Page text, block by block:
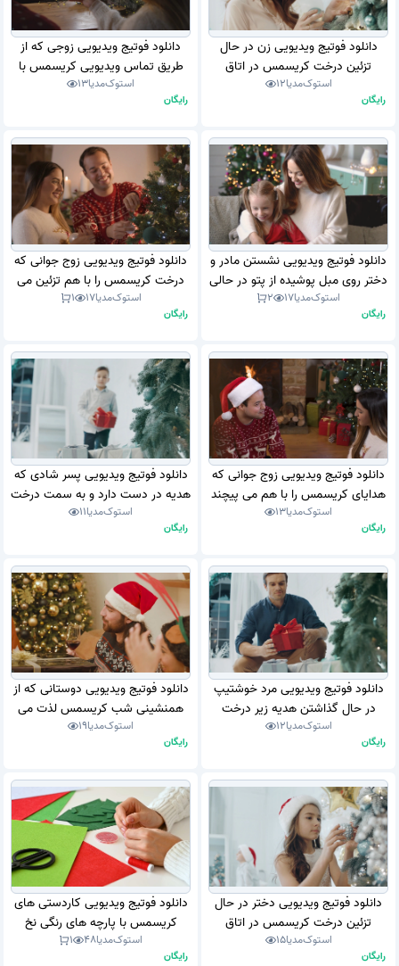
دانلود فوتیج ویدیویی زن در حال
تزئین درخت کریسمس در اتاق
نشیمن (استوک فوتیج)
استوک‌مدیا12
رایگان
دانلود فوتیج ویدیویی زوجی که از
طریق تماس ویدیویی کریسمس با
دوستان خود صحبت می کنند
استوک‌مدیا13
رایگان
دانلود فوتیج ویدیویی نشستن مادر و
دختر روی مبل پوشیده از پتو در حالی
که در اتاق نشیمن با تزئینات
کریسمس صحبت می کنند (استوک
استوک‌مدیا17
2
رایگان
دانلود فوتیج ویدیویی زوج جوانی که
درخت کریسمس را با هم تزئین می
کنند (استوک فوتیج)
استوک‌مدیا17
1
رایگان
دانلود فوتیج ویدیویی زوج جوانی که
هدایای کریسمس را با هم می پیچند
(استوک فوتیج)
استوک‌مدیا13
رایگان
دانلود فوتیج ویدیویی پسر شادی که
هدیه در دست دارد و به سمت درخت
کریسمس می دود (استوک فوتیج)
استوک‌مدیا11
رایگان
دانلود فوتیج ویدیویی مرد خوشتیپ
در حال گذاشتن هدیه زیر درخت
کریسمس در خانه مجلل (استوک
استوک‌مدیا12
رایگان
دانلود فوتیج ویدیویی دوستانی که از
همنشینی شب کریسمس لذت می
برند (استوک فوتیج)
استوک‌مدیا19
رایگان
دانلود فوتیج ویدیویی دختر در حال
تزئین درخت کریسمس در اتاق
نشیمن (استوک فوتیج)
استوک‌مدیا15
رایگان
دانلود فوتیج ویدیویی کاردستی های
کریسمس با پارچه های رنگی نخ
خیاطی در سوزن (استوک فوتیج)
استوک‌مدیا48
1
رایگان